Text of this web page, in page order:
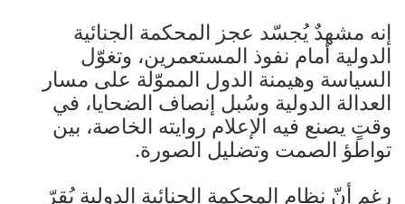
إنه مشهدٌ يُجسّد عجز المحكمة الجنائية
الدولية أمام نفوذ المستعمرين، وتغوّل
السياسة وهيمنة الدول المموّلة على مسار
العدالة الدولية وسُبل إنصاف الضحايا، في
وقتٍ يصنع فيه الإعلام روايته الخاصة، بين
تواطؤ الصمت وتضليل الصورة.
رغم أنّ نظام المحكمة الجنائية الدولية يُقرّ